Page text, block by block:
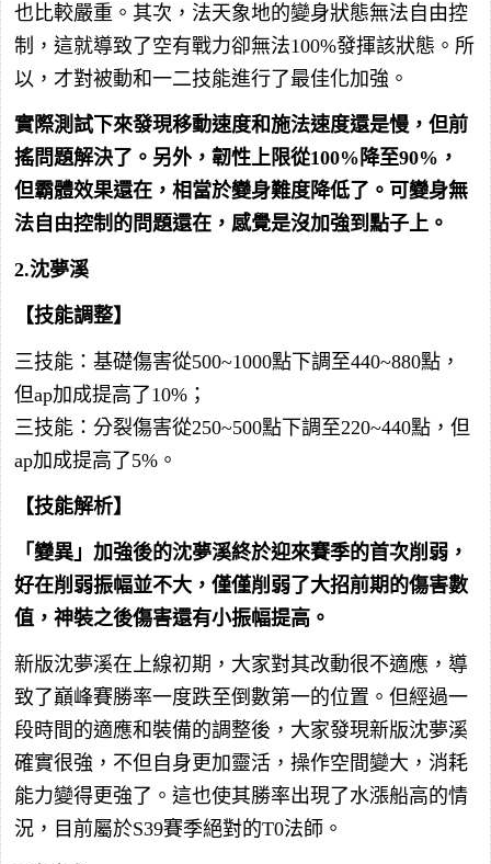
也比較嚴重。其次，法天象地的變身狀態無法自由控
制，這就導致了空有戰力卻無法100%發揮該狀態。所
以，才對被動和一二技能進行了最佳化加強。
實際測試下來發現移動速度和施法速度還是慢，但前
搖問題解決了。另外，韌性上限從100%降至90%，
但霸體效果還在，相當於變身難度降低了。可變身無
法自由控制的問題還在，感覺是沒加強到點子上。
2.沈夢溪
【技能調整】
三技能：基礎傷害從500~1000點下調至440~880點，
但ap加成提高了10%；
三技能：分裂傷害從250~500點下調至220~440點，但
ap加成提高了5%。
【技能解析】
「變異」加強後的沈夢溪終於迎來賽季的首次削弱，
好在削弱振幅並不大，僅僅削弱了大招前期的傷害數
值，神裝之後傷害還有小振幅提高。
新版沈夢溪在上線初期，大家對其改動很不適應，導
致了巔峰賽勝率一度跌至倒數第一的位置。但經過一
段時間的適應和裝備的調整後，大家發現新版沈夢溪
確實很強，不但自身更加靈活，操作空間變大，消耗
能力變得更強了。這也使其勝率出現了水漲船高的情
況，目前屬於S39賽季絕對的T0法師。